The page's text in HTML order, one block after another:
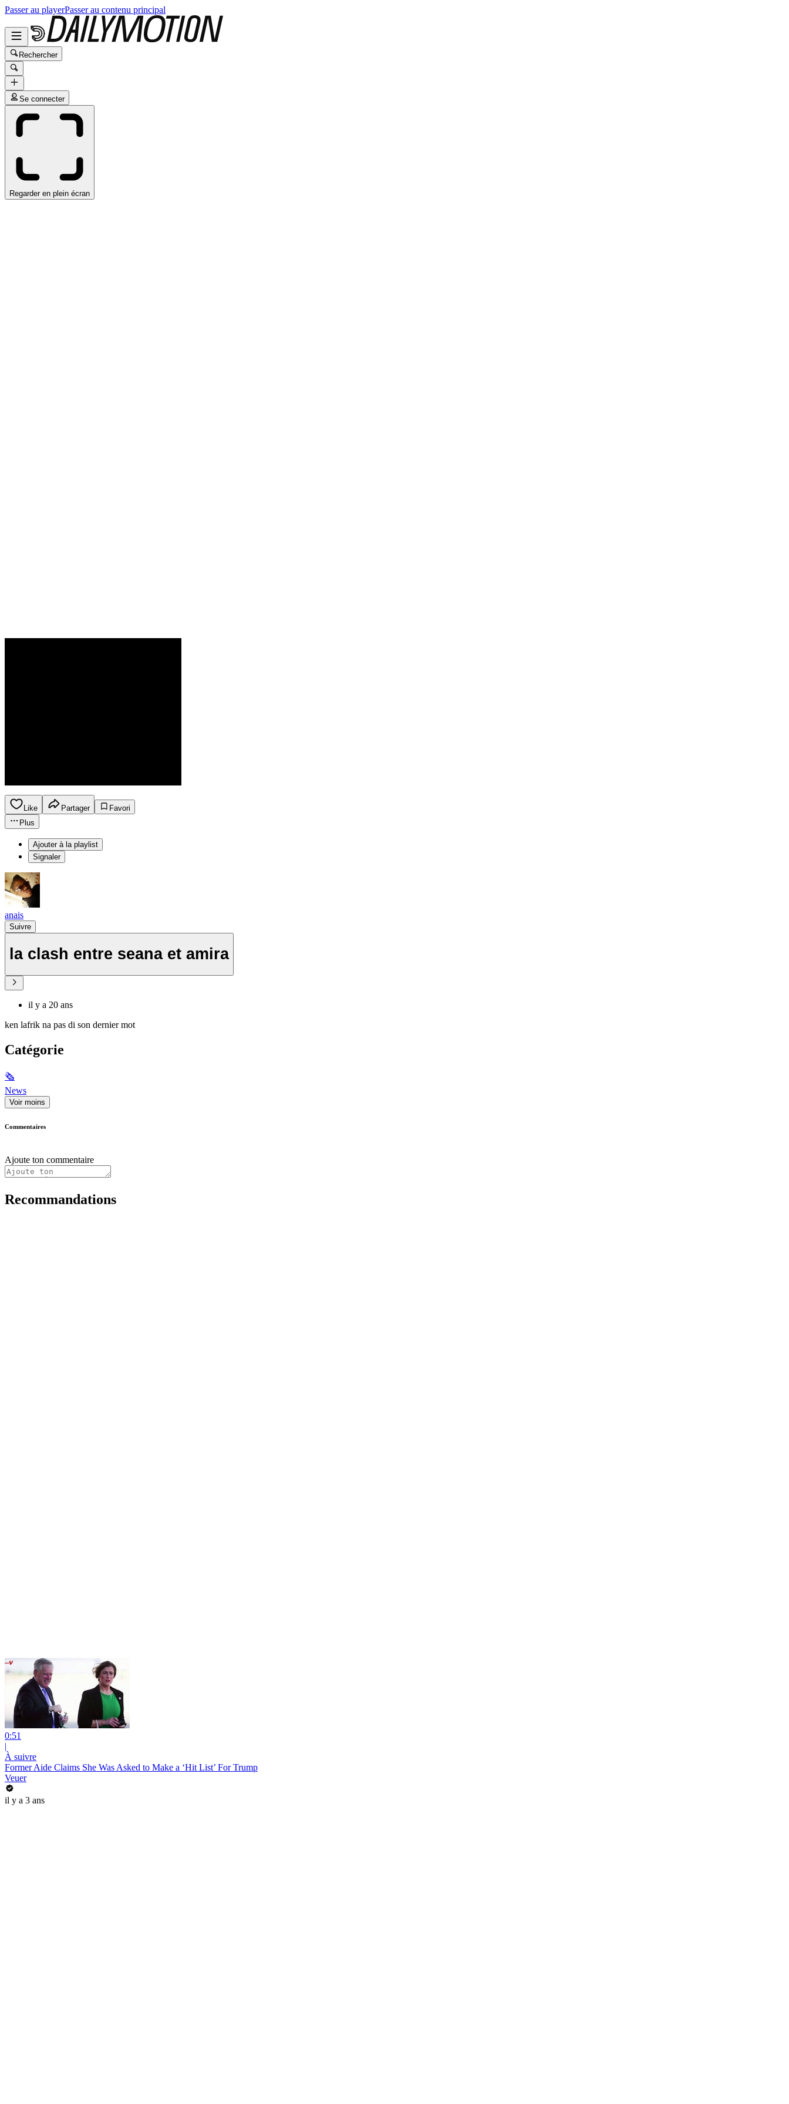
Passer au playerPasser au contenu principal
Rechercher
Se connecter
Regarder en plein écran
Like Partager
Favori
Plus
Ajouter à la playlist
Signaler
anais
Suivre
la clash entre seana et amira
il y a 20 ans
ken lafrik na pas di son dernier mot
Catégorie
🗞
News
Voir moins
Commentaires
Ajoute ton commentaire
Recommandations
0:51
|
À suivre
Former Aide Claims She Was Asked to Make a ‘Hit List’ For Trump
Veuer
il y a 3 ans